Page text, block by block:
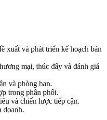
xuất và phát triển kế hoạch bán
mại, thúc đẩy và đánh giá
và phòng ban.
trong phân phối.
và chiến lược tiếp cận.
doanh.